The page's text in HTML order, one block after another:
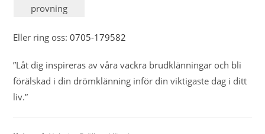
provning
Eller ring oss:0705-179582
”Låt dig inspireras av våra vackra brudklänningar och bli
förälskad i din drömklänning inför din viktigaste dag i ditt
liv.”